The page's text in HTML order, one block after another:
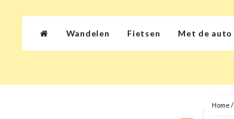
Wandelen Fietsen Met de auto
Home /